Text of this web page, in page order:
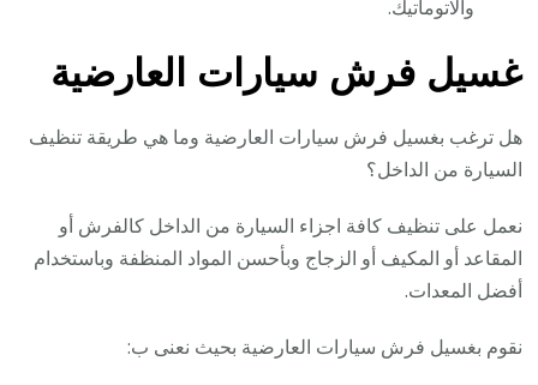
والاتوماتيك.
غسيل فرش سيارات العارضية
هل ترغب بغسيل فرش سيارات العارضية وما هي طريقة تنظيف
السيارة من الداخل؟
نعمل على تنظيف كافة اجزاء السيارة من الداخل كالفرش أو
المقاعد أو المكيف أو الزجاج وبأحسن المواد المنظفة وباستخدام
أفضل المعدات.
نقوم بغسيل فرش سيارات العارضية بحيث نعنى ب: